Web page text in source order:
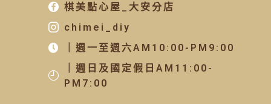
棋美點心屋_大安分店
chimei_diy
｜週一至週六AM10:00-PM9:00
｜週日及國定假日AM11:00-
PM7:00